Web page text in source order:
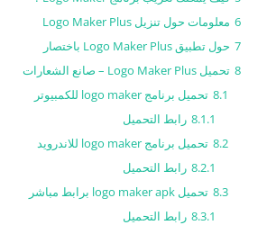
6 معلومات حول تنزيل Logo Maker Plus
7 حول تطبيق Logo Maker Plus باختصار
8 تحميل Logo Maker Plus – صانع الشعارات
8.1 تحميل برنامج logo maker للكمبيوتر
8.1.1 رابط التحميل
8.2 تحميل برنامج logo maker للاندرويد
8.2.1 رابط التحميل
8.3 تحميل logo maker apk برابط مباشر
8.3.1 رابط التحميل